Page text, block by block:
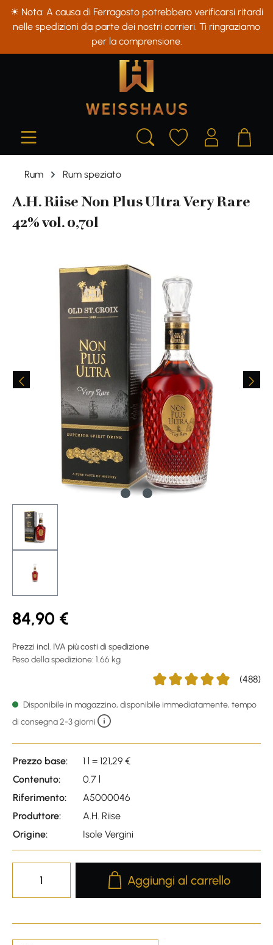
content
☀ Nota: A causa di Ferragosto potrebbero verificarsi ritardi
nelle spedizioni da parte dei nostri corrieri. Ti ringraziamo
per la comprensione.
Rum Rum speziato
A.H. Riise Non Plus Ultra Very Rare
42% vol. 0,70l
84,90 €
Prezzi incl. IVA più costi di spedizione
Peso della spedizione: 1.66 kg
(488)
Disponibile in magazzino, disponibile immediatamente, tempo
di consegna 2-3 giorni
Prezzo base:
1 l = 121,29 €
Contenuto:
0.7 l
Riferimento:
A5000046
Produttore:
A.H. Riise
Origine:
Isole Vergini
Product Quantity: Enter the
Aggiungi al carrello